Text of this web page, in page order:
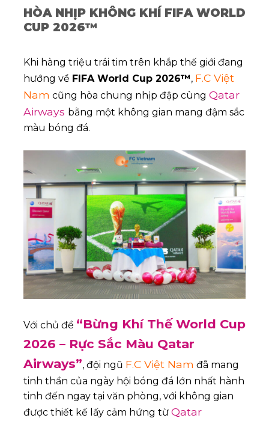
HÒA NHỊP KHÔNG KHÍ FIFA WORLD
CUP 2026™
Khi hàng triệu trái tim trên khắp thế giới đang
hướng về FIFA World Cup 2026™, F.C Việt
Nam cũng hòa chung nhịp đập cùng Qatar
Airways bằng một không gian mang đậm sắc
màu bóng đá.
Với chủ đề “Bừng Khí Thế World Cup
2026 – Rực Sắc Màu Qatar
Airways”, đội ngũ F.C Việt Nam đã mang
tinh thần của ngày hội bóng đá lớn nhất hành
tinh đến ngay tại văn phòng, với không gian
được thiết kế lấy cảm hứng từ Qatar